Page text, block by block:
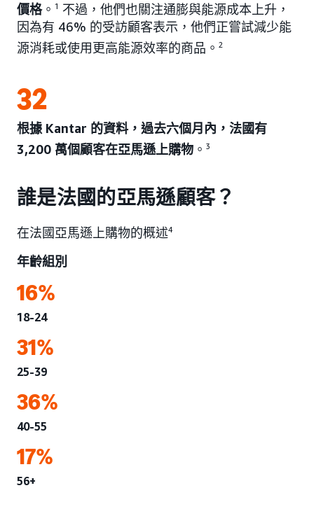
價格。 1
不過，他們也關注通膨與能源成本上升，
因為有 46% 的受訪顧客表示，他們正嘗試減少能
源消耗或使用更高能源效率的商品。 2
32
根據 Kantar 的資料，過去六個月內，法國有
3,200 萬個顧客在亞馬遜上購物 。 3
誰是法國的亞馬遜顧客？
在法國亞馬遜上購物的概述4
年齡組別
16%
18-24
31%
25-39
36%
40-55
17%
56+